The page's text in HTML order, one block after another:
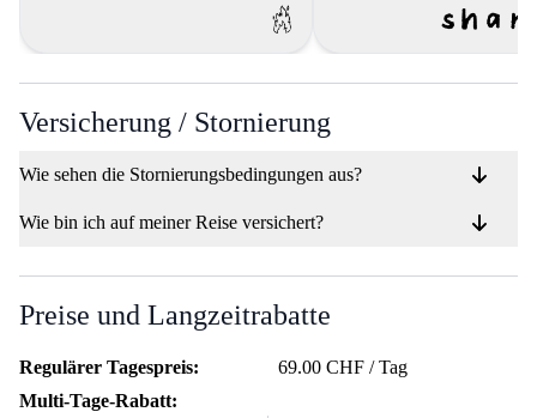
Versicherung / Stornierung
Wie sehen die Stornierungsbedingungen aus?
Wie bin ich auf meiner Reise versichert?
Preise und Langzeitrabatte
Regulärer Tagespreis:
69.00 CHF / Tag
Multi-Tage-Rabatt: